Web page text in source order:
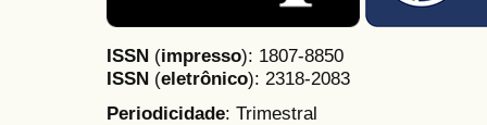
ISSN (impresso): 1807-8850
ISSN (eletrônico): 2318-2083
Periodicidade: Trimestral